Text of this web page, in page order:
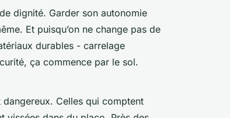
dignité. Garder son autonomie
Et puisqu’on ne change pas de
durables - carrelage
ça commence par le sol.
dangereux. Celles qui comptent